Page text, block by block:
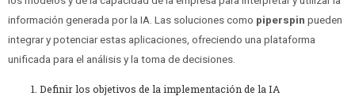
información generada por la IA. Las soluciones como piperspin pueden
integrar y potenciar estas aplicaciones, ofreciendo una plataforma
unificada para el análisis y la toma de decisiones.
Definir los objetivos de la implementación de la IA